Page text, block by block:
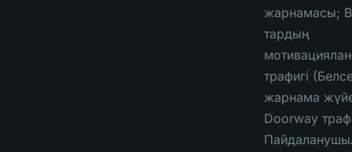
жарнамасы;
тардың
трафигі
жарнама
Doorway